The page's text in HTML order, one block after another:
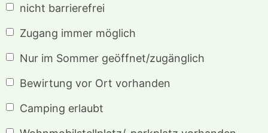
nicht barrierefrei
Zugang immer möglich
Nur im Sommer geöffnet/zugänglich
Bewirtung vor Ort vorhanden
Camping erlaubt